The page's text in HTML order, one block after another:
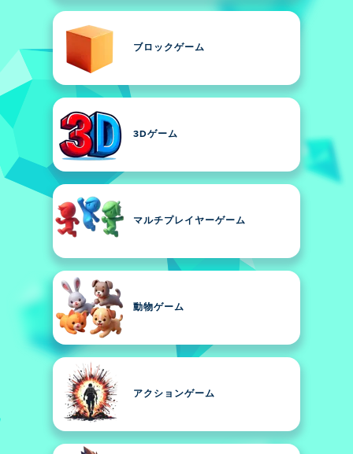
ブロックゲーム
3Dゲーム
マルチプレイヤーゲーム
動物ゲーム
アクションゲーム